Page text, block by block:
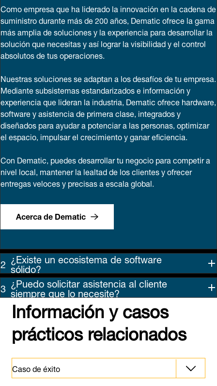
Como empresa que ha liderado la innovación en la cadena de
suministro durante más de 200 años, Dematic ofrece la gama
más amplia de soluciones y la experiencia para desarrollar la
solución que necesitas y así lograr la visibilidad y el control
absolutos de tus operaciones.
Nuestras soluciones se adaptan a los desafíos de tu empresa.
Mediante subsistemas estandarizados e información y
experiencia que lideran la industria, Dematic ofrece hardware,
software y asistencia de primera clase, integrados y
diseñados para ayudar a potenciar a las personas, optimizar
el espacio, impulsar el crecimiento y ganar eficiencia.
Con Dematic, puedes desarrollar tu negocio para competir a
nivel local, mantener la lealtad de los clientes y ofrecer
entregas veloces y precisas a escala global.
Acerca de Dematic
¿Existe un ecosistema de software
sólido?
¿Puedo solicitar asistencia al cliente
siempre que lo necesite?
Información y casos
prácticos relacionados
Caso de éxito